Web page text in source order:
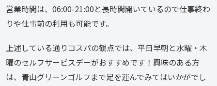
営業時間は、06:00-21:00と長時間開いているので仕事終わ
りや仕事前の利用も可能です。
上述している通りコスパの観点では、平日早朝と水曜・木
曜のセルフサービスデーがおすすめです！興味のある方
は、青山グリーンゴルフまで足を運んでみてはいかがでし